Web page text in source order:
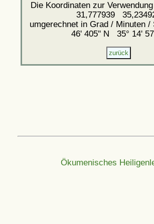
Die Koordinaten zur
31,777939
umgerechnet in Grad / Minuten /
46' 405'' N 35° 14'
Ökumenisches